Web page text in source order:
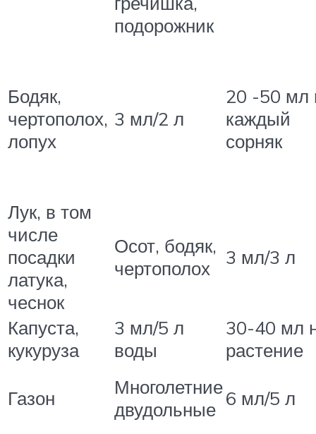
подорожник
Бодяк,
чертополох,
лопух
3 мл/2 л
20 -50 мл
каждый
сорняк
Лук, в том
числе
посадки
латука,
чеснок
Осот, бодяк,
чертополох
3 мл/3 л
Капуста,
кукуруза
3 мл/5 л
воды
30-40 мл
растение
Газон
Многолетние
двудольные 6 мл/5 л